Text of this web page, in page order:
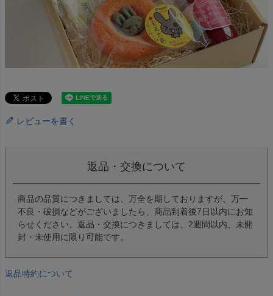
レビューを書く
返品・交換について
商品の品質につきましては、万全を期しておりますが、万一
不良・破損などがございましたら、商品到着後7日以内にお知
らせください。返品・交換につきましては、2週間以内、未開
封・未使用に限り可能です。
返品特約について